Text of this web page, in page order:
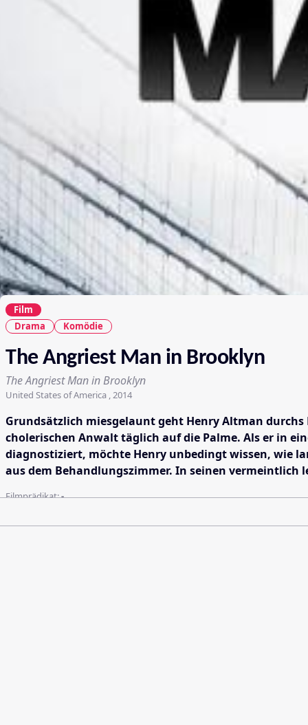
Film
Drama
Komödie
The Angriest Man in Brooklyn
The Angriest Man in Brooklyn
United States of America , 2014
Grundsätzlich miesgelaunt geht Henry Altman
cholerischen Anwalt täglich auf die Palme. Als er in
diagnostiziert, möchte Henry unbedingt wissen, wie
aus dem Behandlungszimmer. In seinen
Filmprädikat:-